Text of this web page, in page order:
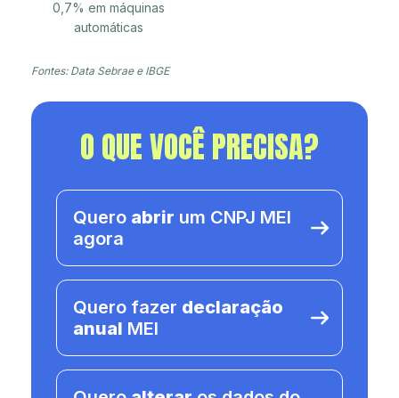
0,7% em máquinas
automáticas
Fontes: Data Sebrae e IBGE
O QUE VOCÊ PRECISA?
Quero abrir um CNPJ MEI
agora
Quero fazer declaração
anual MEI